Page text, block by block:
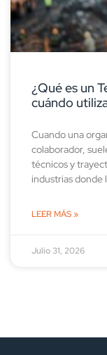
¿Qué es un
cuándo
Cuando una
colaborador,
técnicos y
industrias donde
LEER MÁS »
Julio 31, 2026